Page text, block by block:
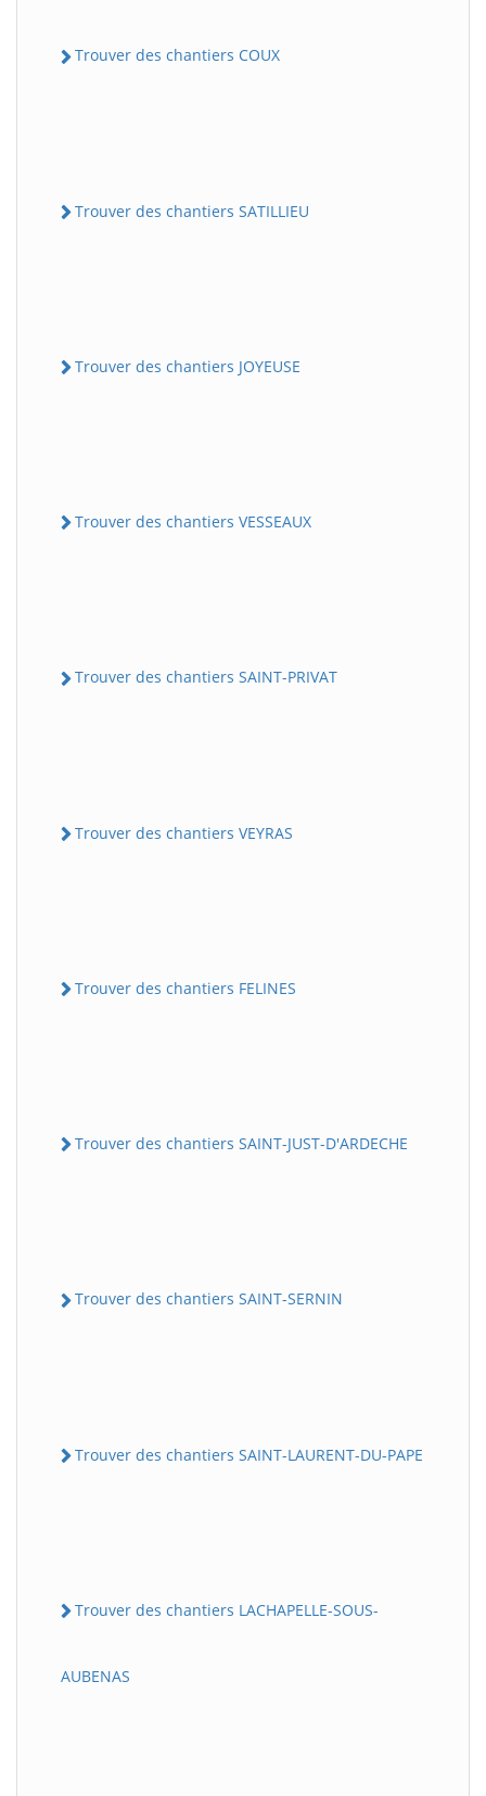
Trouver des chantiers COUX
Trouver des chantiers SATILLIEU
Trouver des chantiers JOYEUSE
Trouver des chantiers VESSEAUX
Trouver des chantiers SAINT-PRIVAT
Trouver des chantiers VEYRAS
Trouver des chantiers FELINES
Trouver des chantiers SAINT-JUST-D'ARDECHE
Trouver des chantiers SAINT-SERNIN
Trouver des chantiers SAINT-LAURENT-DU-PAPE
Trouver des chantiers LACHAPELLE-SOUS-
AUBENAS